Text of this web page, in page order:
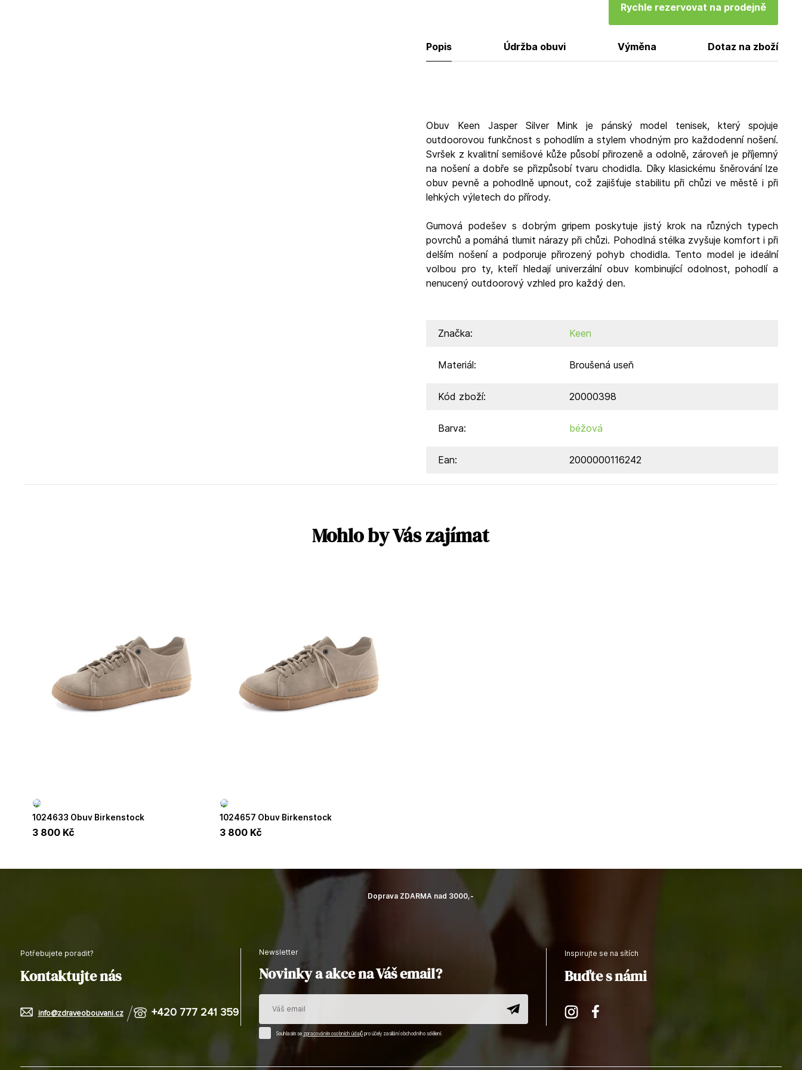
Rychle rezervovat na prodejně
Popis Údržba obuvi Výměna Dotaz na zboží
Obuv Keen Jasper Silver Mink je pánský model tenisek, který spojuje
outdoorovou funkčnost s pohodlím a stylem vhodným pro každodenní nošení.
Svršek z kvalitní semišové kůže působí přirozeně a odolně, zároveň je příjemný
na nošení a dobře se přizpůsobí tvaru chodidla. Díky klasickému šněrování lze
obuv pevně a pohodlně upnout, což zajišťuje stabilitu při chůzi ve městě i při
lehkých výletech do přírody.
Gumová podešev s dobrým gripem poskytuje jistý krok na různých typech
povrchů a pomáhá tlumit nárazy při chůzi. Pohodlná stélka zvyšuje komfort i při
delším nošení a podporuje přirozený pohyb chodidla. Tento model je ideální
volbou pro ty, kteří hledají univerzální obuv kombinující odolnost, pohodlí a
nenucený outdoorový vzhled pro každý den.
Značka: Keen
Materiál: Broušená useň
Kód zboží: 20000398
Barva: béžová
Ean: 2000000116242
Mohlo by Vás zajímat
1024633 Obuv Birkenstock
3 800 Kč
1024657 Obuv Birkenstock
3 800 Kč
Doprava ZDARMA nad 3000,-
Potřebujete poradit?
Kontaktujte nás
info@zdraveobouvani.cz +420 777 241 359
newsletter
Novinky a akce na Váš email?
Souhlasím se zpracováním osobních údajůpro účely zasílání obchodního sdělení.
Inspirujte se na sítích
Buďte s námi
InstagramFacebook